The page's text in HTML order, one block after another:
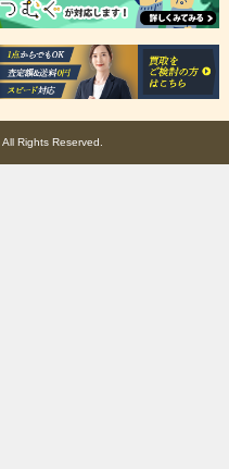
All Rights Reserved.